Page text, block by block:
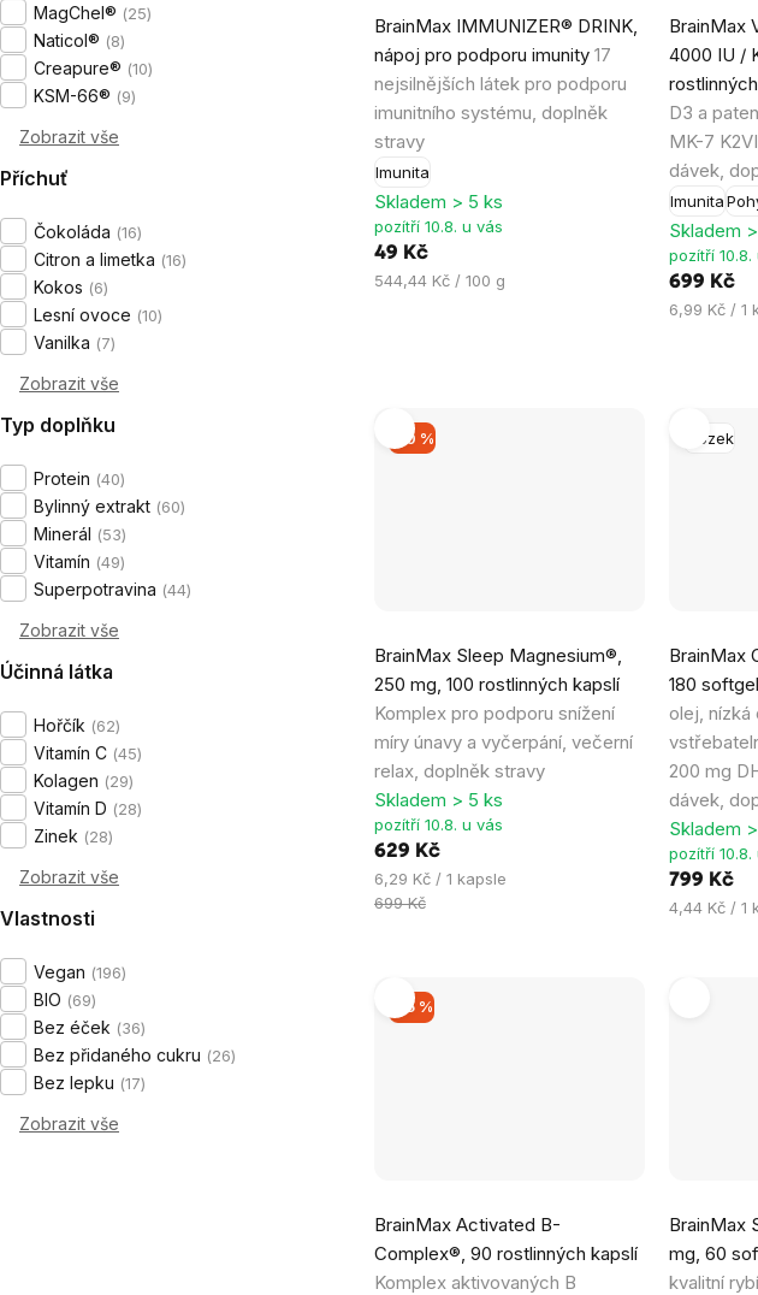
MagChel® 25
Naticol® 8
Creapure® 10
KSM-66® 9
Zobrazit vše
Příchuť
Čokoláda 16
Citron a limetka 16
Kokos 6
Lesní ovoce 10
Vanilka 7
Zobrazit vše
Typ doplňku
Protein 40
Bylinný extrakt 60
Minerál 53
Vitamín 49
Superpotravina 44
Zobrazit vše
Účinná látka
Hořčík 62
Vitamín C 45
Kolagen 29
Vitamín D 28
Zinek 28
Zobrazit vše
Vlastnosti
Vegan 196
BIO 69
Bez éček 36
Bez přidaného cukru 26
Bez lepku 17
Zobrazit vše
BrainMax IMMUNIZER® DRINK,
nápoj pro podporu imunity 17
nejsilnějších látek pro podporu
imunitního systému, doplněk
stravy
Imunita
hodnocení
produktu
je
4,2
z
5
hvězdiček.
Skladem > 5 ks
pozítří 10.8. u vás
49 Kč
Měrná
544,44 Kč / 100 g
BrainMax
4000 IU /
D3 a
MK-7
dávek,
Imunita
produktu
je
5,0
z
5
Skladem
pozítří 10.8.
699 Kč
Měrná
6,99 Kč / 1
–10 %
BrainMax Sleep Magnesium®,
250 mg, 100 rostlinných kapslí
Komplex pro podporu snížení
míry únavy a vyčerpání, večerní
relax, doplněk stravy
hodnocení
produktu
je
4,8
z
5
hvězdiček.
Skladem > 5 ks
pozítří 10.8. u vás
629 Kč
Měrná
cena:
6,29 Kč / 1 kapsle
699 Kč
Mozek
BrainMax
180
olej, nízká
200 mg
dávek,
produktu
je
4,9
z
5
hvězdiček.
Skladem
pozítří 10.8.
799 Kč
Měrná
4,44 Kč / 1
–15 %
BrainMax Activated B-
Complex®, 90 rostlinných kapslí
Komplex aktivovaných B
hodnocení
produktu
BrainMax
mg, 60
kvalitní
produktu